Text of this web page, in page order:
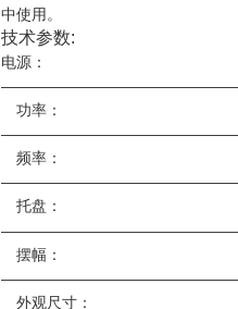
中使用。
技术参数:
电
功
频率
托
摆幅
外观